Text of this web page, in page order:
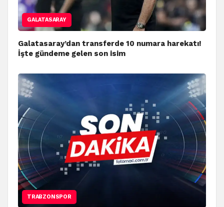
GALATASARAY
Galatasaray’dan transferde 10 numara harekatı!
İşte gündeme gelen son isim
TRABZONSPOR